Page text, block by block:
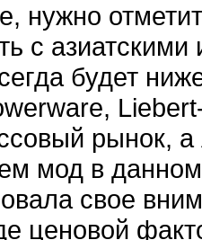
нужно
с
будет
рынок,
мод в
свое
ценовой